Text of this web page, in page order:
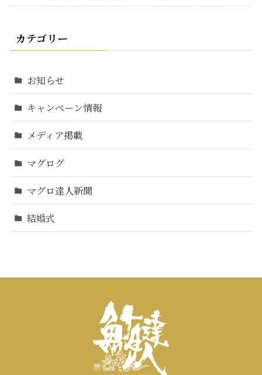
カテゴリー
お知らせ
キャンペーン情報
メディア掲載
マグログ
マグロ達人新聞
結婚式